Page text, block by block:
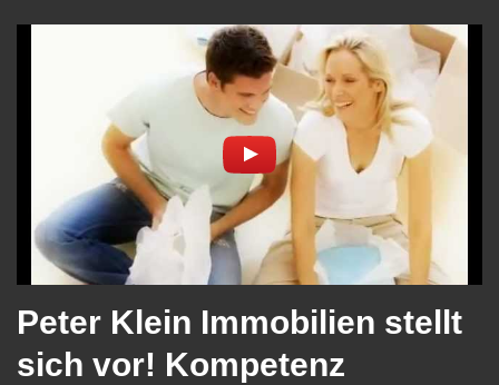
Peter Klein Immobilien stellt
sich vor! Kompetenz